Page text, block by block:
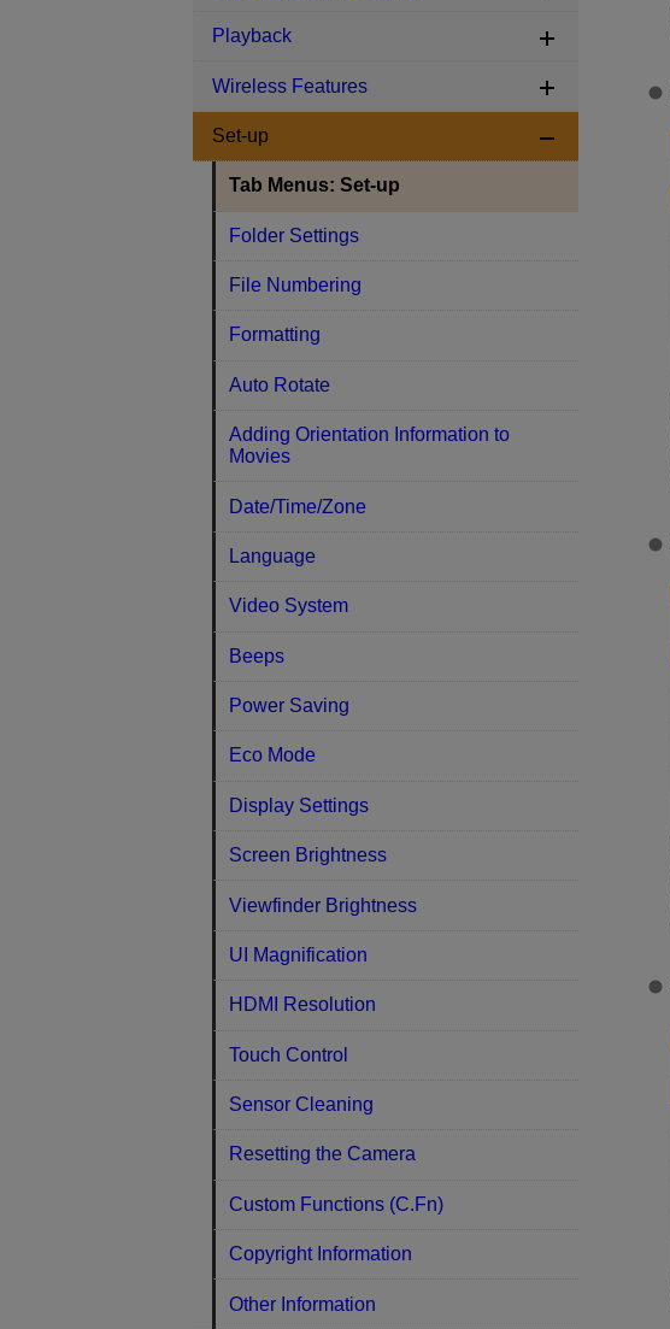
Playback
Wireless Features
Set-up
Tab Menus: Set-up
Folder Settings
File Numbering
Formatting
Auto Rotate
Adding Orientation Information to
Movies
Date/Time/Zone
Language
Video System
Beeps
Power Saving
Eco Mode
Display Settings
Screen Brightness
Viewfinder Brightness
UI Magnification
HDMI Resolution
Touch Control
Sensor Cleaning
Resetting the Camera
Custom Functions (C.Fn)
Copyright Information
Other Information